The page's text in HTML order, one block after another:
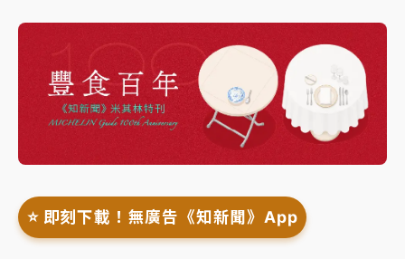
⭐️ 即刻下載！無廣告《知新聞》App